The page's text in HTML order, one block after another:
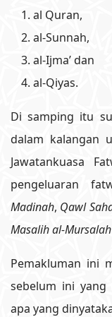
al Quran,
al-Sunnah,
al-Ijma’ dan
al-Qiyas.
Di samping itu
dalam kalangan
Jawatankuasa
pengeluaran
Madinah, Qawl
Masalih al-Mursalah
Pemakluman ini
sebelum ini yang
apa yang